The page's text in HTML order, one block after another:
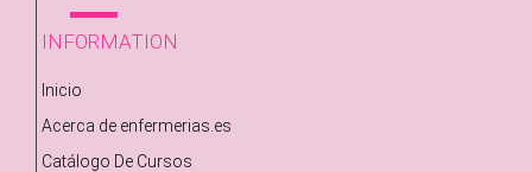
INFORMATION
Inicio
Acerca de enfermerias.es
Catálogo De Cursos